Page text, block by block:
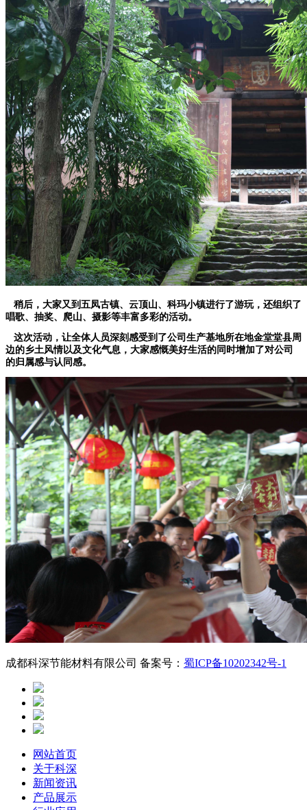
稍后，大家又到五凤古镇、云顶山、科玛小镇进行了游玩，还组织了
唱歌、抽奖、爬山、摄影等丰富多彩的活动。
这次活动，让全体人员深刻感受到了公司生产基地所在地金堂堂县周
边的乡土风情以及文化气息，大家感慨美好生活的同时增加了对公司
的归属感与认同感。
成都科深节能材料有限公司 备案号： 蜀ICP备10202342号-1
网站首页
关于科深
新闻资讯
产品展示